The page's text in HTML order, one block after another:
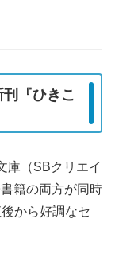
『ひきこ
庫（SBクリエイ
籍の両方が同時
から好調なセ